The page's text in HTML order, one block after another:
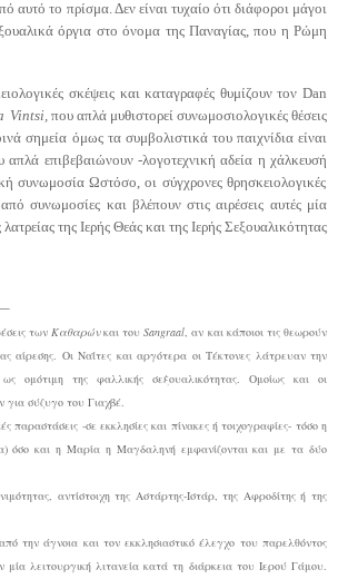
αυτό το πρίσμα. Δεν είναι τυχαίο ότι διάφοροι μάγοι
όργια στο όνομα της Παναγίας, που η Ρώμη
σκέψεις και καταγραφές θυμίζουν τον Dan
Vintsi που απλά μυθιστορεί συνωμοσιολογικέςθέσεις
σημεία όμως τα συμβολιστικάτου παιχνίδια είναι
απλά επιβεβαιώνουν -λογοτεχνική αδεία η χάλκευσή
συνωμοσίαΩστόσο, οι σύγχρονες θρησκειολογικές
απόσυνωμοσίες και βλέπουν στις αιρέσεις αυτές μία
της Ιερής Θεάς και της Ιερής Σεξουαλικότητας
των Καθαρώνκαι τουSangraal , αν και κάποιοι τις θεωρούν
αίρεσης. Οι Ναΐτες και αργότερα οι Τέκτονες λάτρευαν την
ως ομότιμη της φαλλικής σεξουαλικότητας. Ομοίως και οι
για σύζυγο του Γιαχβέ.
παραστάσεις -σε εκκλησίες και πίνακες ή τοιχογραφίες- τόσο η
όσο και η Μαρία η Μαγδαληνή εμφανίζονται και με τα δύο
αντίστοιχη της Αστάρτης-Ιστάρ, της Αφροδίτης ή της
την άγνοια και τον εκκλησιαστικό έλεγχο του παρελθόντος
λειτουργική λιτανεία κατά τη διάρκεια του Ιερού Γάμου.